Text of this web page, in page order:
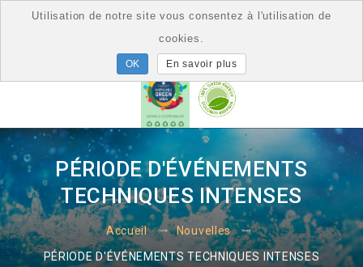
PÉRIODE D'ÉVÉNEMENTS
TECHNIQUES INTENSES
Accueil Nouvelles
PÉRIODE D'ÉVÉNEMENTS TECHNIQUES INTENSES
Utilisation de notre site vous consentez à l'utilisation de
cookies.
En savoir plus